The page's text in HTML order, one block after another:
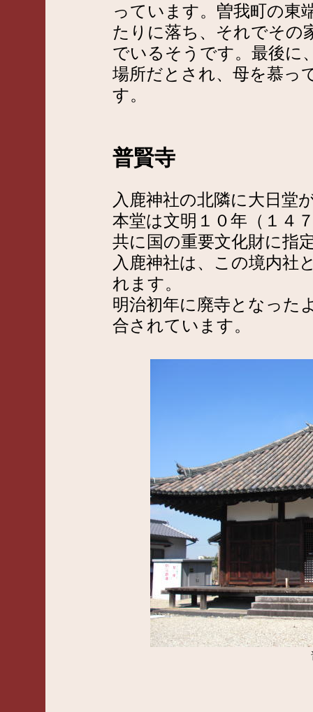
っています。曽我町の東
たりに落ち、それでその
でいるそうです。最後に
場所だとされ、母を慕っ
す。
普賢寺
入鹿神社の北隣に大日堂
本堂は文明１０年（１４
共に国の重要文化財に指
入鹿神社は、この境内社
れます。
明治初年に廃寺となった
合されています。